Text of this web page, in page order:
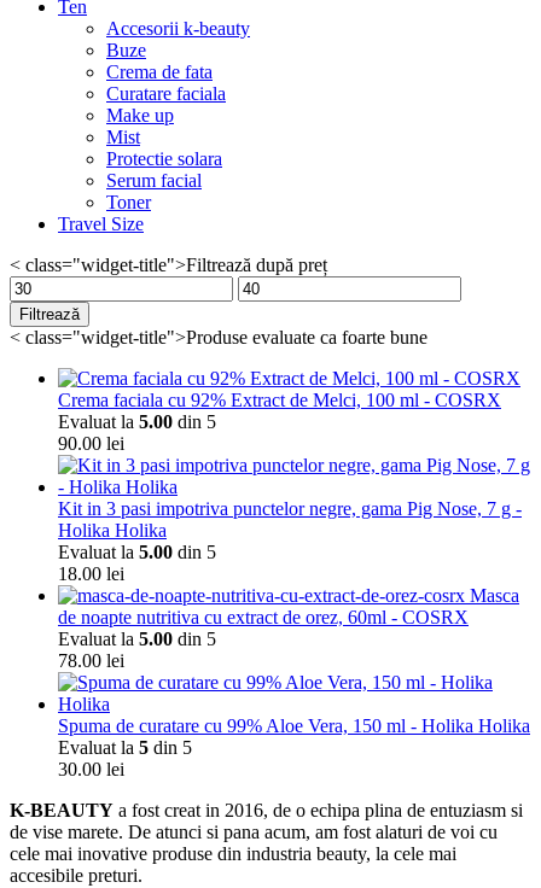
Ten
Accesorii k-beauty
Buze
Crema de fata
Curatare faciala
Make up
Mist
Protectie solara
Serum facial
Toner
Travel Size
< class="widget-title">Filtrează după preț
Preț
minim
Preț
maxim
Filtrează
< class="widget-title">Produse evaluate ca foarte bune
Crema faciala cu 92% Extract de Melci, 100 ml - COSRX
Evaluat la 5.00 din 5
90.00 lei
Kit in 3 pasi impotriva punctelor negre, gama Pig Nose, 7 g -
Holika Holika
Evaluat la 5.00 din 5
18.00 lei
Masca
de noapte nutritiva cu extract de orez, 60ml - COSRX
Evaluat la 5.00 din 5
78.00 lei
Spuma de curatare cu 99% Aloe Vera, 150 ml - Holika Holika
Evaluat la 5 din 5
30.00 lei
K-BEAUTY a fost creat in 2016, de o echipa plina de entuziasm si
de vise marete. De atunci si pana acum, am fost alaturi de voi cu
cele mai inovative produse din industria beauty, la cele mai
accesibile preturi.